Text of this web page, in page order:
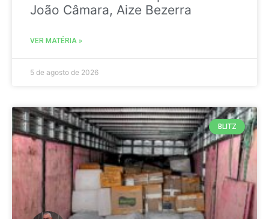
João Câmara, Aize Bezerra
VER MATÉRIA »
5 de agosto de 2026
BLITZ